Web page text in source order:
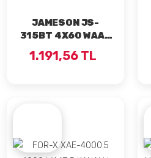
JAMESON JS-
315BT 4X60 WAAT
BLUETOOTH OTO
TEYP
1.191,56 TL